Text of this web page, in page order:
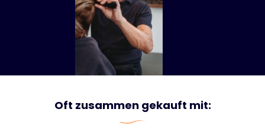
Oft zusammen gekauft mit: